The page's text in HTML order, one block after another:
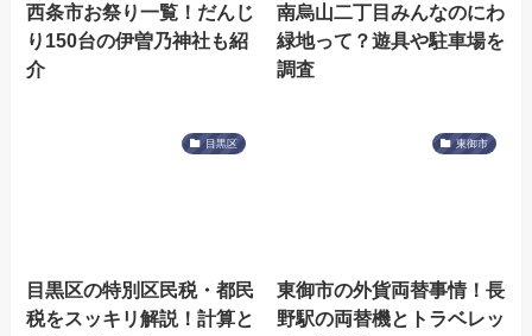
西条市お祭り一覧！だんじ
り150台の伊曽乃神社も紹
介
南烏山二丁目みんなのにわ
緑地って？遊具や駐車場を
調査
目黒区
目黒区の特別区民税・都民
税をスッキリ解説！計算と
東御市
東御市の外貨両替事情！長
野駅の両替機とトラベレッ